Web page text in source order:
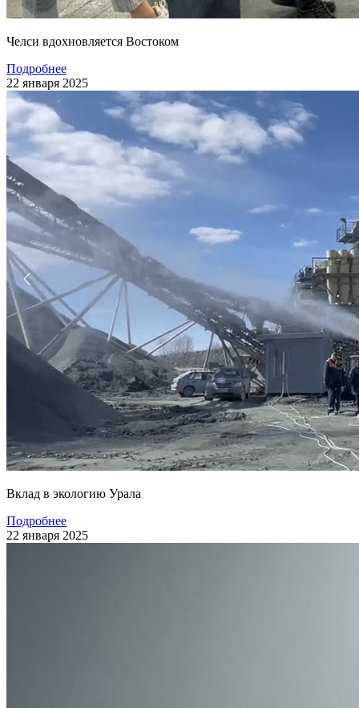
Челси вдохновляется Востоком
Подробнее
22 января 2025
Вклад в экологию Урала
Подробнее
22 января 2025